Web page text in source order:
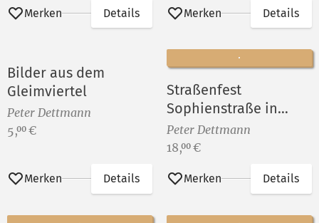
Merken Details Merken Details
Bilder aus dem
Gleimviertel
Peter Dettmann
Preis:
5,00 €
Merken Details
Straßenfest
Sophienstraße in
Berlin-Rummelsburg
VIII
Peter Dettmann
Preis:
18,00 €
Merken Details